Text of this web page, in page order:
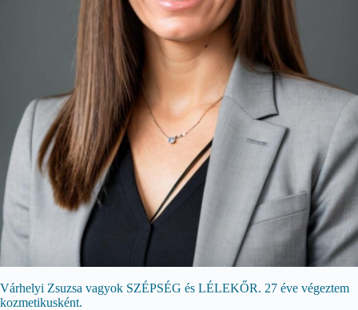
Várhelyi Zsuzsa vagyok SZÉPSÉG és LÉLEKŐR. 27 éve végeztem
kozmetikusként.